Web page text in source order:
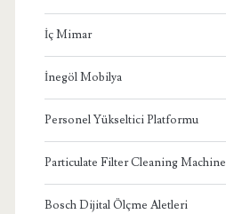
İç Mimar
İnegöl Mobilya
Personel Yükseltici Platformu
Particulate Filter Cleaning Machine
Bosch Dijital Ölçme Aletleri